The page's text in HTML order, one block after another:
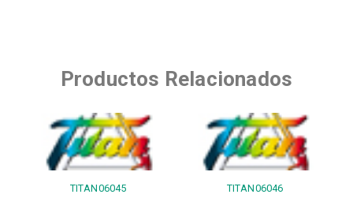
Productos Relacionados
TITAN06045 TITAN06046